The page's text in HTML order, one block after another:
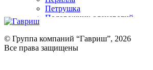
Петрушка
Подорожник оленерогий
Ревень
Рукола
Рута
© Группа компаний “Гавриш”, 2026
Все права защищены